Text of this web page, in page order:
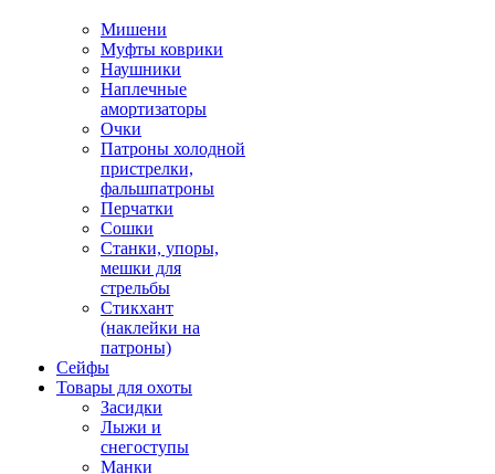
Мишени
Муфты коврики
Наушники
Наплечные
амортизаторы
Очки
Патроны холодной
пристрелки,
фальшпатроны
Перчатки
Сошки
Станки, упоры,
мешки для
стрельбы
Стикхант
(наклейки на
патроны)
Сейфы
Товары для охоты
Засидки
Лыжи и
снегоступы
Манки